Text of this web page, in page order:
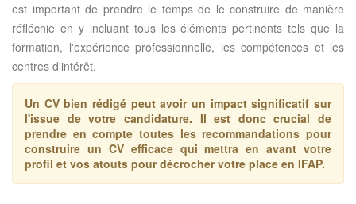
est important de prendre le temps de le construire de manière
réfléchie en y incluant tous les éléments pertinents tels que la
formation, l'expérience professionnelle, les compétences et les
centres d'intérêt.
Un CV bien rédigé peut avoir un impact significatif sur
l'issue de votre candidature. Il est donc crucial de
prendre en compte toutes les recommandations pour
construire un CV efficace qui mettra en avant votre
profil et vos atouts pour décrocher votre place en IFAP.